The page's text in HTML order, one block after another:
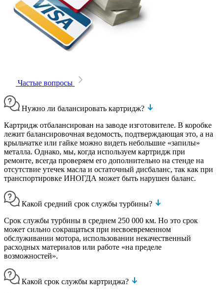
Частые вопросы
Нужно ли балансировать картридж?
Картридж отбалансирован на заводе изготовителе. В коробке
лежит балансировочная ведомость, подтверждающая это, а на
крыльчатке или гайке можно видеть небольшие «запилы»
металла. Однако, мы, когда используем картридж при
ремонте, всегда проверяем его дополнительно на стенде на
отсутствие утечек масла и остаточный дисбаланс, так как при
транспортировке ИНОГДА может быть нарушен баланс.
Какой средний срок службы турбины?
Срок службы турбины в среднем 250 000 км. Но это срок
может сильно сокращаться при несвоевременном
обслуживании мотора, использовании некачественный
расходных материалов или работе «на пределе
возможностей».
Какой срок службы картриджа?